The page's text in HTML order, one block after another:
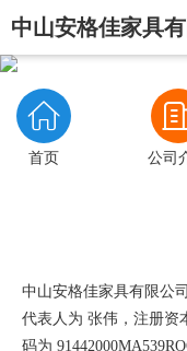
中山安格佳家具

首页 公司
中山安格佳家具有限公
代表人为 张伟，注册资
码为